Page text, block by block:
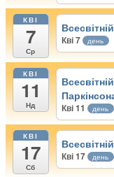
КВІ
7
Ср
Кві 7 день
КВІ
11
Нд Кві 11 день
КВІ
17
Сб
Кві 17 день